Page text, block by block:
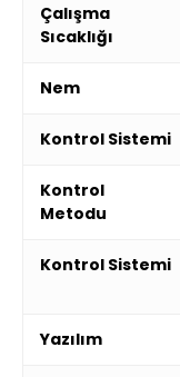
Çalışma
Sıcaklığı
Nem
Kontrol Sistemi
Kontrol
Metodu
Kontrol Sistemi
Yazılım